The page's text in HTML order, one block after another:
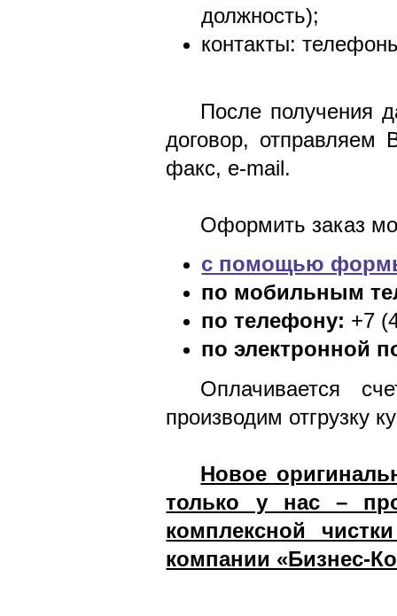
должность);
контакты:
После получения
договор,
факс, e-mail.
Оформить заказ
с помощью
по мобильным
по телефону: +7
по электронной
Оплачивается
производим отгрузку
Новое
только у нас –
комплексной
компании «Бизнес-